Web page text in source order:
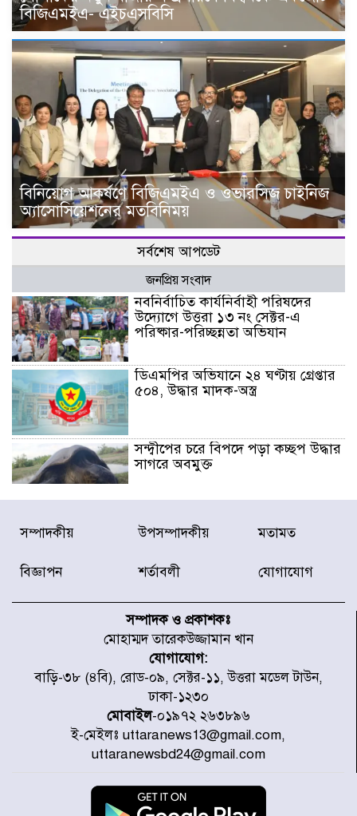
বিজিএমইএ- এইচএসবিসি
বিনিয়োগ আকর্ষণে বিজিএমইএ ও ওভারসিজ চাইনিজ
অ্যাসোসিয়েশনের মতবিনিময়
সর্বশেষ আপডেট
জনপ্রিয় সংবাদ
নবনির্বাচিত কার্যনির্বাহী পরিষদের
উদ্যোগে উত্তরা ১৩ নং সেক্টর-এ
পরিষ্কার-পরিচ্ছন্নতা অভিযান
ডিএমপির অভিযানে ২৪ ঘণ্টায় গ্রেপ্তার
৫০৪, উদ্ধার মাদক-অস্ত্র
সন্দ্বীপের চরে বিপদে পড়া কচ্ছপ উদ্ধার
সাগরে অবমুক্ত
মাতারবাড়ী পৌঁছে নির্ধারিত কর্মসূচিতে
যোগ দিয়েছেন প্রধানমন্ত্রী
জেলা কমিটি অনুমোদন
গণঅভ্যুত্থানের তথ্য বিশ্বমিডিয়ায় পৌঁছে
দিতেন আদীব, গুমের চেষ্টা ৩ বার
বাঁশখালীকে বন্যা মুক্ত করার সকল
পদক্ষেপ নেয়া হবে- আসাদুল হাবিব দুলু
সম্পাদকীয় উপসম্পাদকীয় মতামত
বিজ্ঞাপন শর্তাবলী যোগাযোগ
সম্পাদক ও প্রকাশকঃ
মোহাম্মদ তারেকউজ্জামান খান
যোগাযোগ:
বাড়ি-৩৮ (৪বি), রোড-০৯, সেক্টর-১১, উত্তরা মডেল টাউন,
ঢাকা-১২৩০
মোবাইল-০১৯৭২ ২৬৩৮৯৬
ই-মেইলঃ uttaranews13@gmail.com,
uttaranewsbd24@gmail.com